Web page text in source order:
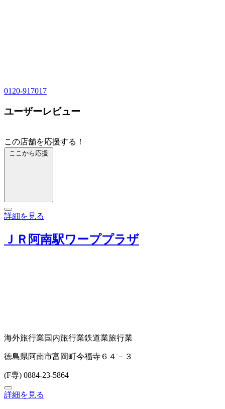
0120-917017
ユーザーレビュー
この店舗を応援する！
ここから応援
詳細を見る
ＪＲ阿南駅ワーププラザ
海外旅行業国内旅行業鉄道業旅行業
徳島県阿南市富岡町今福寺６４－３
(F専) 0884-23-5864
詳細を見る